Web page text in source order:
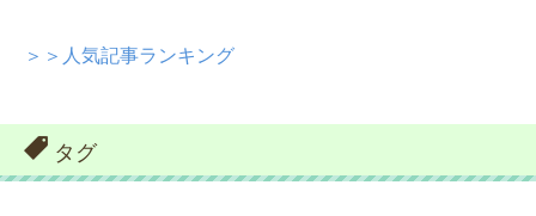
＞＞人気記事ランキング
タグ